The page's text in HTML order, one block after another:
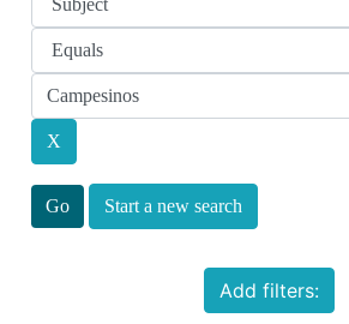
Start a new search
Add filters: